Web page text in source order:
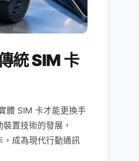
統 SIM 卡
體 SIM 卡才能更換手
置技術的發展，
成為現代行動通訊